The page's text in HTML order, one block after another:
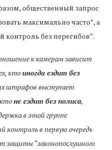
общественный запрос
максимально часто”, а
контроль без перегибов”.
к камерам зависит
ктоиногда ездит без
штрафов выступает
не ездит без полиса,
в этой группе
контроль в первую очередь
защиты “законопослушного